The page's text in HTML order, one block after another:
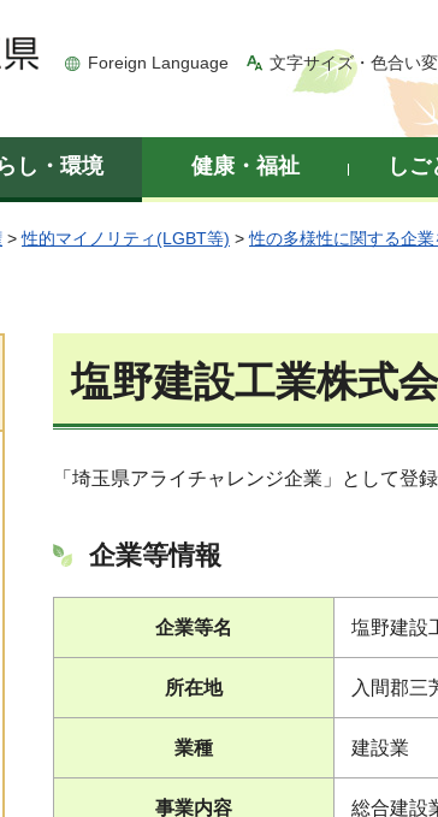
Foreign Language 文字サイズ・色合い
し・環境 健康・福祉 し
>性的マイノリティ(LGBT等) >性の多様性に関する企
塩野建設工業株式
「埼玉県アライチャレンジ企業」として登
企業等情報
企業等名 塩野建設
所在地 入間郡三
業種 建設業
事業内容 総合建設